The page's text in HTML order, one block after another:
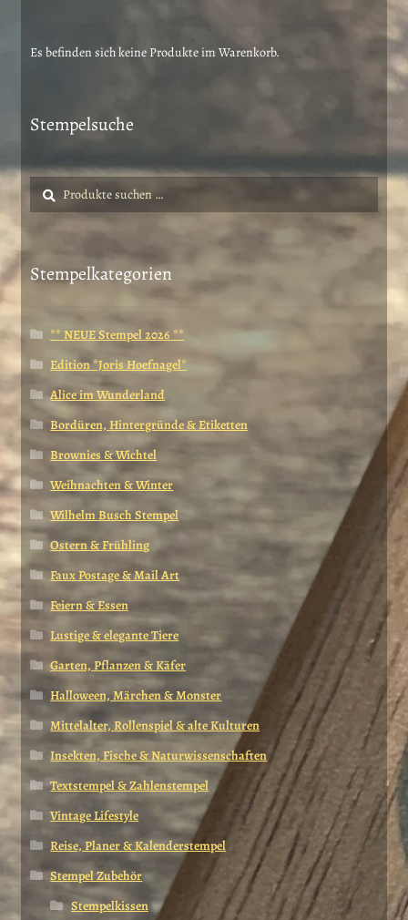
Es befinden sich keine Produkte im Warenkorb.
Stempelsuche
Suche
nach:
Suchen
Stempelkategorien
** NEUE Stempel 2026 **
Edition *Joris Hoefnagel*
Alice im Wunderland
Bordüren, Hintergründe & Etiketten
Brownies & Wichtel
Weihnachten & Winter
Wilhelm Busch Stempel
Ostern & Frühling
Faux Postage & Mail Art
Feiern & Essen
Lustige & elegante Tiere
Garten, Pflanzen & Käfer
Halloween, Märchen & Monster
Mittelalter, Rollenspiel & alte Kulturen
Insekten, Fische & Naturwissenschaften
Textstempel & Zahlenstempel
Vintage Lifestyle
Reise, Planer & Kalenderstempel
Stempel Zubehör
Stempelkissen